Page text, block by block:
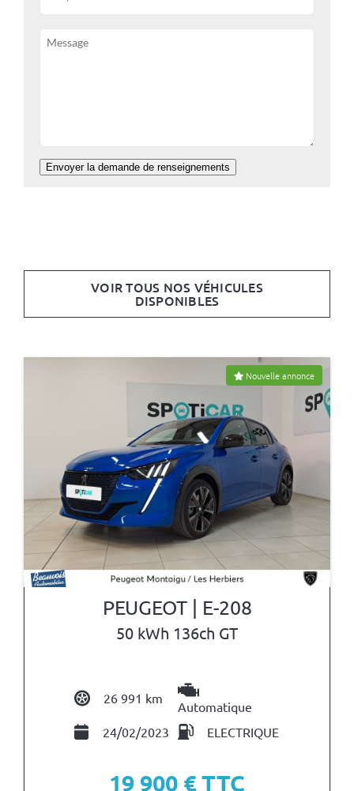
VOIR TOUS NOS VÉHICULES
DISPONIBLES
Nouvelle annonce
PEUGEOT | E-208
50 kWh 136ch GT
26 991 km
Automatique
24/02/2023
ELECTRIQUE
19 900 € TTC
Envoyer la demande de renseignements